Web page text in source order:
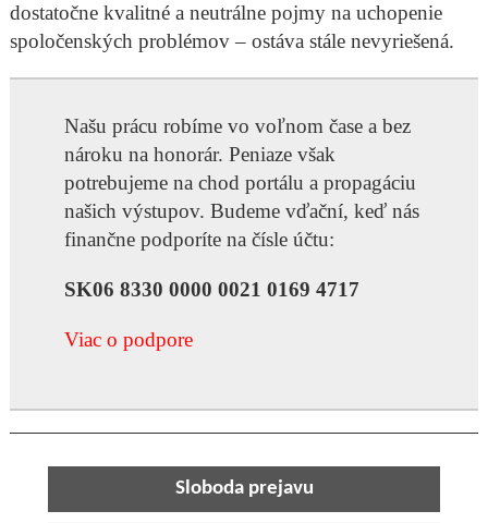
dostatočne kvalitné a neutrálne pojmy na uchopenie
spoločenských problémov – ostáva stále nevyriešená.
Našu prácu robíme vo voľnom čase a bez
nároku na honorár. Peniaze však
potrebujeme na chod portálu a propagáciu
našich výstupov. Budeme vďační, keď nás
finančne podporíte na čísle účtu:
SK06 8330 0000 0021 0169 4717
Viac o podpore
Sloboda prejavu